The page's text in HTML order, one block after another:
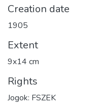
Creation date
1905
Extent
9x14 cm
Rights
Jogok: FSZEK